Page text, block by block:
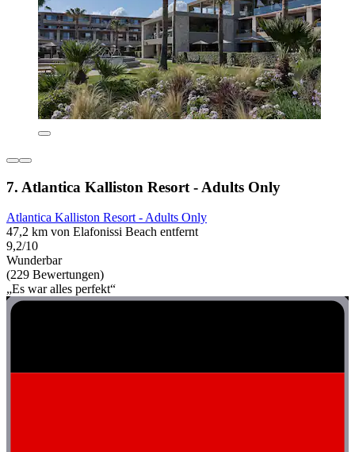
7. Atlantica Kalliston Resort - Adults Only
Atlantica Kalliston Resort - Adults Only
47,2 km von Elafonissi Beach entfernt
9,2/10
Wunderbar
(229 Bewertungen)
„Es war alles perfekt“